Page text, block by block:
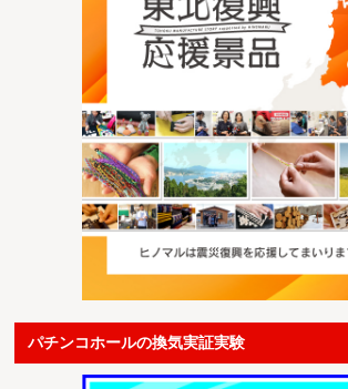
パチンコホールの換気実証実験